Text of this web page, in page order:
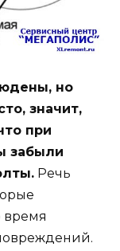
но
значит,
при
забыли
Речь
время